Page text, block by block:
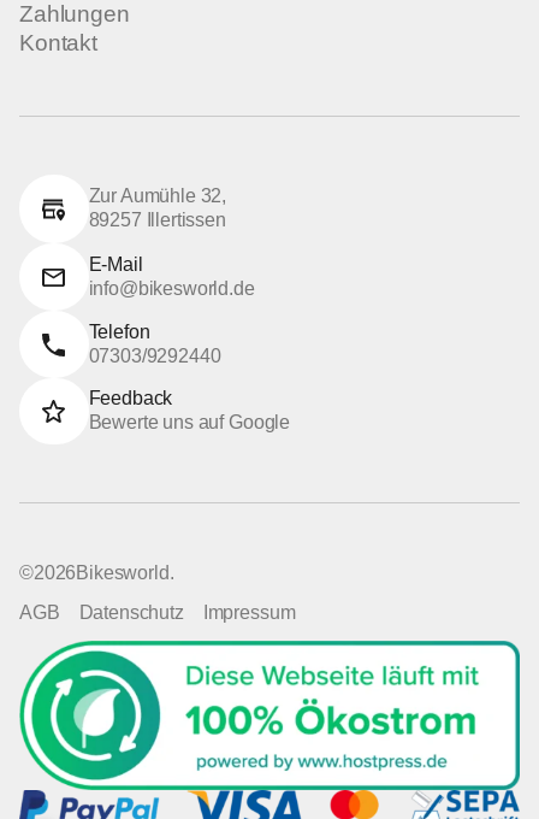
Zahlungen
Kontakt
Zur Aumühle 32,
89257 Illertissen
E-Mail
info@bikesworld.de
Telefon
07303/9292440
Feedback
Bewerte uns auf Google
©2026 Bikesworld.
AGB
Datenschutz Impressum